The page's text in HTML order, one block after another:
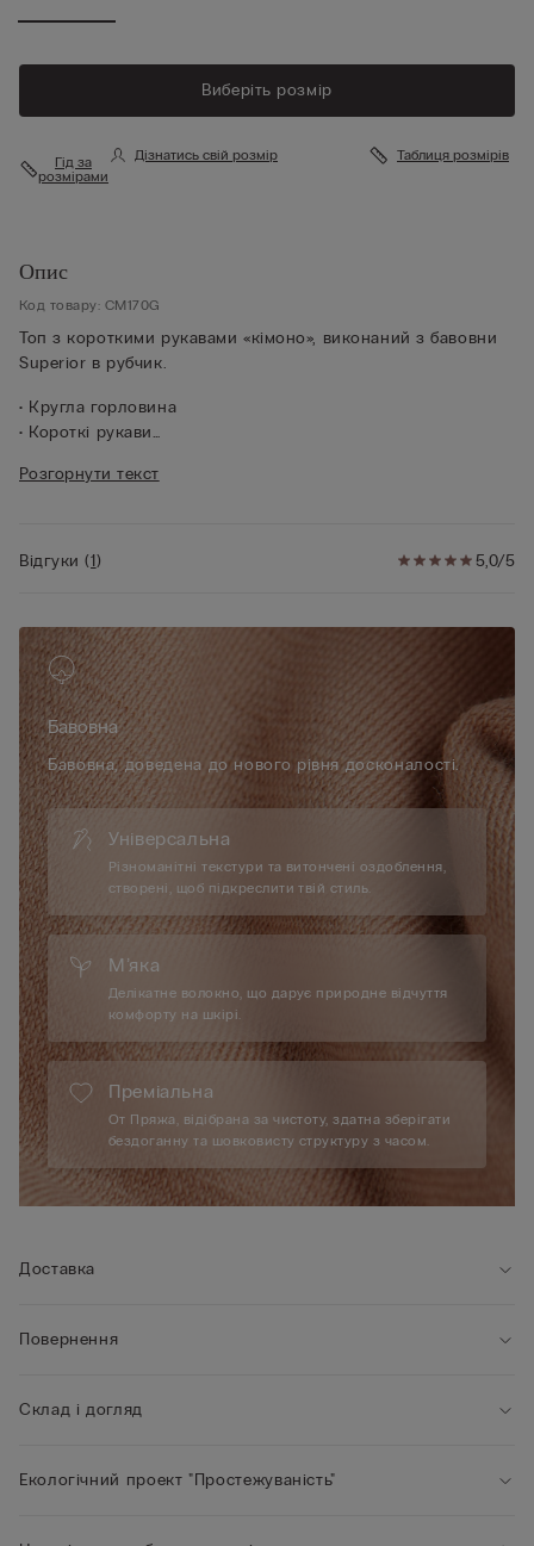
Виберіть розмір
Гід за
розмірами
Дізнатись свій розмір Таблиця розмірів
Опис
Код товару: CM170G
Топ з короткими рукавами «кімоно», виконаний з бавовни
Superior в рубчик.
• Кругла горловина
• Короткі рукави
• 100% бавовна
Розгорнути текст
5,0/5
Відгуки(1)
Бавовна
Бавовна, доведена до нового рівня досконалості.
Універсальна
Різноманітні текстури та витончені оздоблення,
створені, щоб підкреслити твій стиль.
М’яка
Делікатне волокно, що дарує природне відчуття
комфорту на шкірі.
Преміальна
От Пряжа, відібрана за чистоту, здатна зберігати
бездоганну та шовковисту структуру з часом.
Доставка
Повернення
Склад і догляд
Екологічний проект "Простежуваність"